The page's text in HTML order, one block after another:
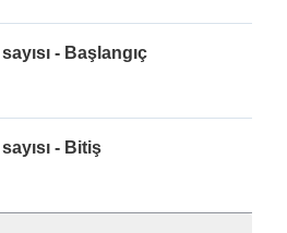
- Başlangıç
- Bitiş